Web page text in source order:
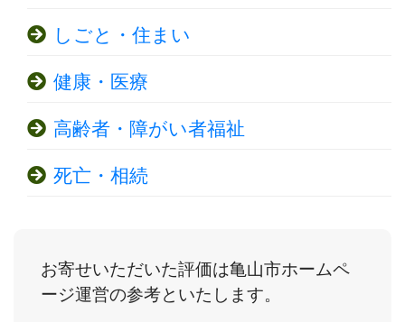
しごと・住まい
健康・医療
高齢者・障がい者福祉
死亡・相続